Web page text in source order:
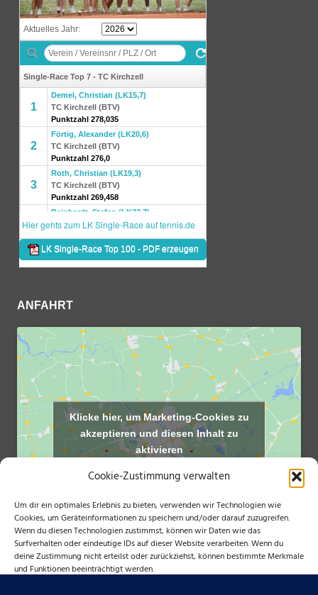
Cookie-Zustimmung verwalten
Um dir ein optimales Erlebnis zu bieten, verwenden wir Technologien wie
Cookies, um Geräteinformationen zu speichern und/oder darauf zuzugreifen.
Wenn du diesen Technologien zustimmst, können wir Daten wie das
Surfverhalten oder eindeutige IDs auf dieser Website verarbeiten. Wenn du
deine Zustimmung nicht erteilst oder zurückziehst, können bestimmte Merkmale
und Funktionen beeinträchtigt werden.
ANFAHRT
Klicke hier, um Marketing-Cookies zu
akzeptieren und diesen Inhalt zu
aktivieren
NÜTZLICHE LINKS